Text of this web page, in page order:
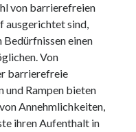
von barrierefreien
ausgerichtet sind,
einen
Von
barrierefreie
und Rampen bieten
Annehmlichkeiten,
ihren Aufenthalt in